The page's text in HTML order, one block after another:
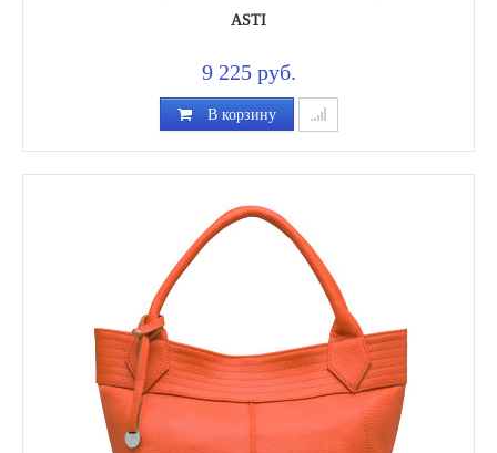
ASTI
9 225 руб.
В корзину